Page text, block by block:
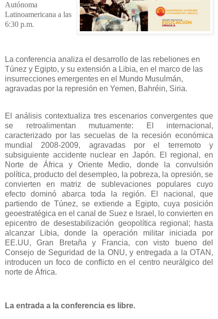
Autónoma
Latinoamericana a las
6:30 p.m.
La conferencia analiza el desarrollo de las rebeliones en
Túnez y Egipto, y su extensión a Libia, en el marco de las
insurrecciones emergentes en el Mundo Musulmán,
agravadas por la represión en Yemen, Bahréin, Siria.
El análisis contextualiza tres escenarios convergentes que
se retroalimentan mutuamente: El internacional,
caracterizado por las secuelas de la recesión económica
mundial 2008-2009, agravadas por el terremoto y
subsiguiente accidente nuclear en Japón.
El regional, en
Norte de África y Oriente Medio, donde la convulsión
política, producto del desempleo, la pobreza, la opresión, se
convierten en matriz de sublevaciones populares cuyo
efecto dominó abarca toda la región.
El nacional, que
partiendo de Túnez, se extiende a Egipto, cuya posición
geoestratégica en el canal de Suez e Israel, lo convierten en
epicentro de desestabilización geopolítica regional; hasta
alcanzar Libia, donde la operación militar iniciada por
EE.UU, Gran Bretaña y Francia, con visto bueno del
Consejo de Seguridad de la ONU, y entregada a la OTAN,
introducen un foco de conflicto en el centro neurálgico del
norte de África.
La entrada a la conferencia es libre.